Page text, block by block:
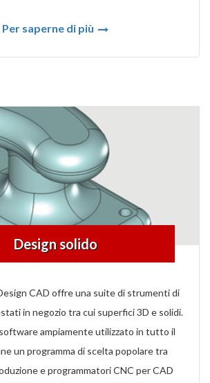
Per saperne di più
Design solido
CAD offre una suite di strumenti di
in negozio tra cui superfici 3D e solidi.
ampiamente utilizzato in tutto il
un programma di scelta popolare tra
e programmatori CNC per CAD